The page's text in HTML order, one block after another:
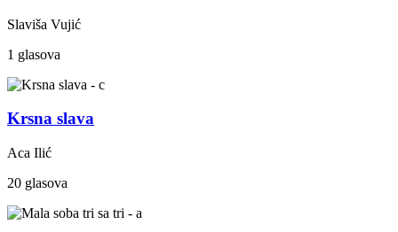
Slaviša Vujić
1 glasova
Krsna slava
Aca Ilić
20 glasova